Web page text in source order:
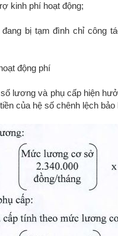
kinh phí hoạt động;
bị tạm đình chỉ công
động phí
lương và phụ cấp hiện
của hệ số chênh lệch bảo